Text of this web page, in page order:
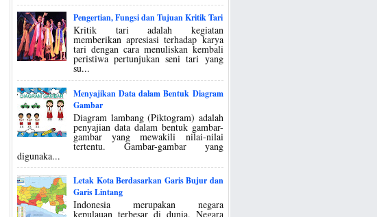
Pengertian, Fungsi dan Tujuan Kritik Tari
Kritik tari adalah kegiatan
memberikan apresiasi terhadap karya
tari dengan cara menuliskan kembali
peristiwa pertunjukan seni tari yang
su...
Menyajikan Data dalam Bentuk Diagram
Gambar
Diagram lambang (Piktogram) adalah
penyajian data dalam bentuk gambar-
gambar yang mewakili nilai-nilai
tertentu. Gambar-gambar yang
digunaka...
Letak Kota Berdasarkan Garis Bujur dan
Garis Lintang
Indonesia merupakan negara
kepulauan terbesar di dunia. Negara